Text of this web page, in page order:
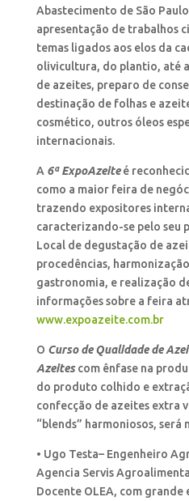
Abastecimento de São
apresentação de trabalhos
temas ligados aos elos da
olivicultura, do plantio, até
de azeites, preparo de
destinação de folhas e
cosmético, outros óleos
internacionais.
A 6ª ExpoAzeiteé
como a maior feira de
trazendo expositores
caracterizando-se pelo seu
Local de degustação de
procedências,
gastronomia, e realização
informações sobre a feira
www.expoazeite.com.br
O Curso de Qualidade de
Azeitescom ênfase na
do produto colhido e
confecção de azeites extra
“blends” harmoniosos, será
• Ugo Testa– Engenheiro
Agencia Servis
Docente OLEA, com grande